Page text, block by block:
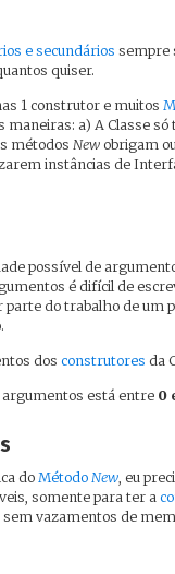
e secundários sempre
quiser.
1 construtor e muitos
maneiras: a) A Classe
métodos New obrigam
instâncias de
possível de
é difícil de
parte do trabalho de um
dos construtores da
argumentos está entre 0
do Método New, eu
somente para ter a
sem vazamentos de